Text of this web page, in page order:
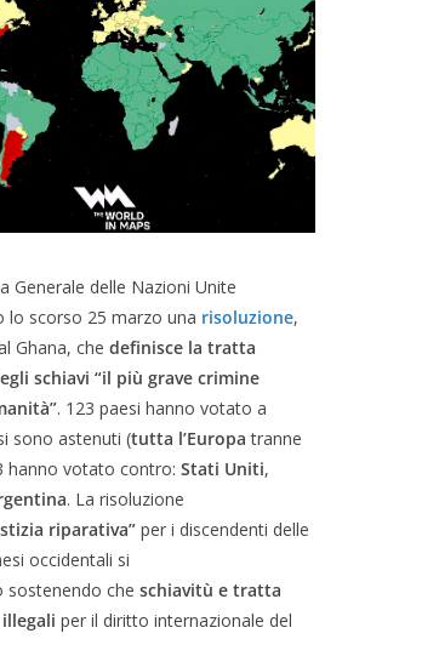
Generale delle Nazioni Unite
lo scorso 25 marzo una risoluzione,
Ghana, che definisce la tratta
schiavi “il più grave crimine
. 123 paesi hanno votato a
sono astenuti (tutta l’Europa tranne
hanno votato contro: Stati Uniti,
. La risoluzione
riparativa” per i discendenti delle
occidentali si
sostenendo che schiavitù e tratta
per il diritto internazionale del